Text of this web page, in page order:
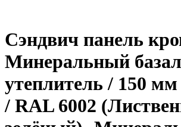
Сэндвич панель
Минеральный
утеплитель / 150
/ RAL 6002